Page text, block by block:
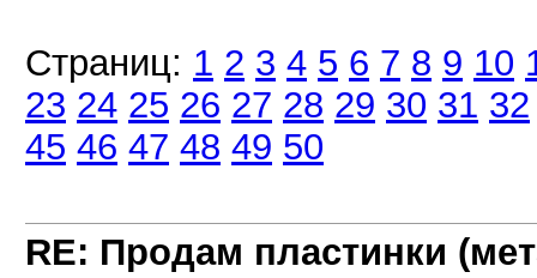
Страниц: 1 2 3 4 5 6 7 8 9 10
23 24 25 26 27 28 29 30 31 32
45 46 47 48 49 50
RE: Продам пластинки